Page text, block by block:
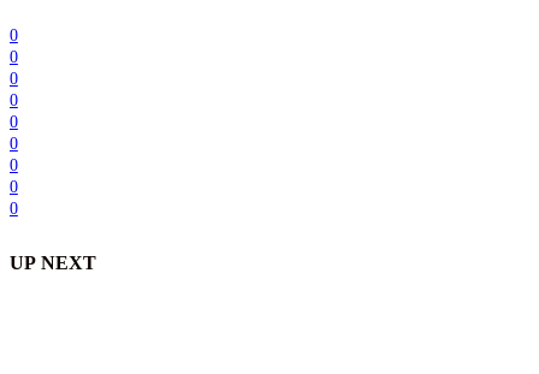
0
0
0
0
0
0
0
0
0
UP NEXT